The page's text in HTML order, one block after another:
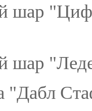
шар
шар
"Дабл